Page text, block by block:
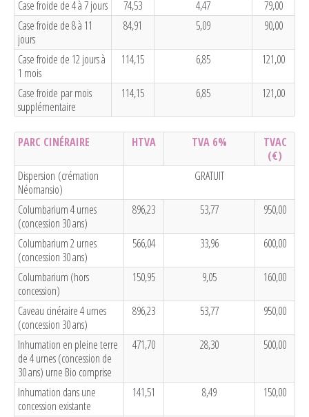
Case froide de 4 à 7 jours
74,53 4,47
79,00
Case froide de 8 à 11
jours
84,91 5,09 90,00
Case froide de 12 jours à
1 mois
114,15 6,85 121,00
Case froide par mois
supplémentaire
114,15 6,85 121,00
PARC CINÉRAIRE HTVA TVA 6%
TVAC
(€)
Dispersion (crémation
Néomansio)
GRATUIT
Columbarium 4 urnes
(concession 30 ans)
896,23 53,77 950,00
Columbarium 2 urnes
(concession 30 ans)
566,04 33,96 600,00
Columbarium (hors
concession)
150,95 9,05 160,00
Caveau cinéraire 4 urnes
(concession 30 ans)
896,23 53,77 950,00
Inhumation en pleine terre
de 4 urnes (concession de
30 ans) urne Bio comprise
471,70 28,30 500,00
Inhumation dans une
concession existante
141,51 8,49 150,00